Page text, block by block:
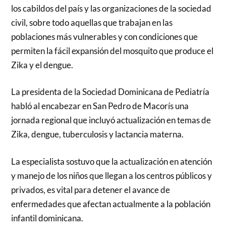
los cabildos del país y las organizaciones de la sociedad
civil, sobre todo aquellas que trabajan en las
poblaciones más vulnerables y con condiciones que
permiten la fácil expansión del mosquito que produce el
Zika y el dengue.
La presidenta de la Sociedad Dominicana de Pediatría
habló al encabezar en San Pedro de Macorís una
jornada regional que incluyó actualización en temas de
Zika, dengue, tuberculosis y lactancia materna.
La especialista sostuvo que la actualización en atención
y manejo de los niños que llegan a los centros públicos y
privados, es vital para detener el avance de
enfermedades que afectan actualmente a la población
infantil dominicana.